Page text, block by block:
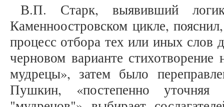
В.П. Старк, выявивший
Каменноостровском цикле,
процесс отбора тех или иных
черновом варианте стихотворение
мудрецы», затем было
Пушкин, «постепенно